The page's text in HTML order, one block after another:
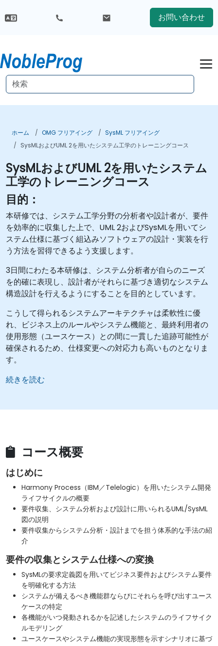
お問い合わせ
ホーム OMG フリアイング
SysML フリアイング
SysMLおよびUML 2を用いたシステム工学のトレーニングコース
SysMLおよびUML 2を用いたシステム
工学のトレーニングコース
目的：
本研修では、システム工学分野の分析者や設計者が、要件
を効率的に収集した上で、UML 2およびSysMLを用いてシ
ステム仕様に基づく組込みソフトウェアの設計・実装を行
う方法を習得できるよう支援します。
3日間にわたる本研修は、システム分析者が自らのニーズ
を的確に表現し、設計者がそれらに基づき適切なシステム
構造設計を行えるようにすることを目的としています。
こうして得られるシステムアーキテクチャは柔軟性に優
れ、ビジネス上のルールやシステム機能と、最終利用者の
使用形態（ユースケース）との間に一貫した追跡可能性が
確保されるため、仕様変更への対応力も高いものとなりま
す。
続きを読む
コース概要
はじめに
Harmony Process（IBM／Telelogic）を用いたシステム開発
ライフサイクルの概要
要件収集、システム分析および設計に用いられるUML/SysML
図の説明
要件収集からシステム分析・設計までを担う体系的な手法の紹
介
要件の収集とシステム仕様への変換
SysMLの要求定義図を用いてビジネス要件およびシステム要件
を明確化する方法
システムが備えるべき機能群ならびにそれらを呼び出すユース
ケースの特定
各機能がいつ発動されるかを記述したシステムのライフサイク
ルモデリング
ユースケースやシステム機能の実現形態を示すシナリオに基づ